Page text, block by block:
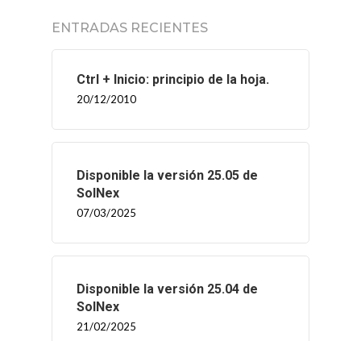
ENTRADAS RECIENTES
Ctrl + Inicio: principio de la hoja.
20/12/2010
Disponible la versión 25.05 de
SolNex
07/03/2025
Disponible la versión 25.04 de
SolNex
21/02/2025